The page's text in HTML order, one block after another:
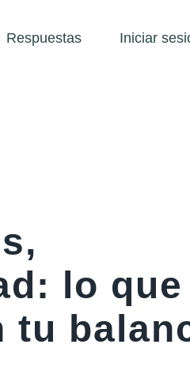
Respuestas Iniciar
lo que
tu